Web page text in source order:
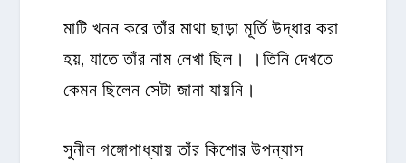
মাটি খনন করে তাঁর মাথা ছাড়া মূর্তি উদ্ধার করা
হয়, যাতে তাঁর নাম লেখা ছিল। ।তিনি দেখতে
কেমন ছিলেন সেটা জানা যায়নি।
সুনীল গঙ্গোপাধ্যায় তাঁর কিশোর উপন্যাস